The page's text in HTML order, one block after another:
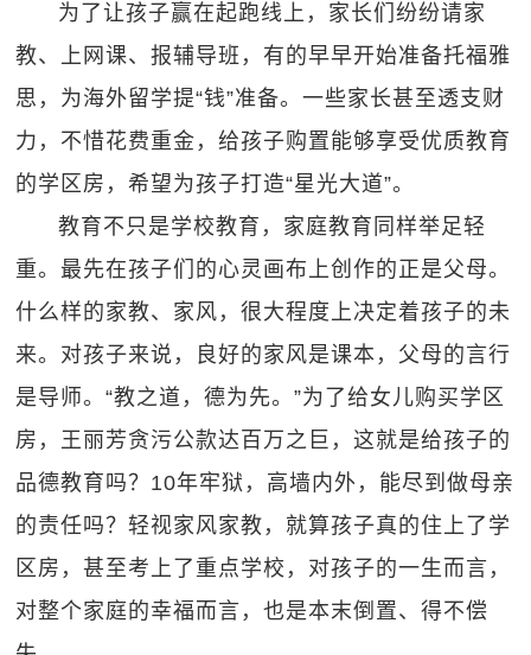
为了让孩子赢在起跑线上，家长们纷纷请家
教、上网课、报辅导班，有的早早开始准备托福雅
思，为海外留学提“钱”准备。一些家长甚至透支财
力，不惜花费重金，给孩子购置能够享受优质教育
的学区房，希望为孩子打造“星光大道”。
教育不只是学校教育，家庭教育同样举足轻
重。最先在孩子们的心灵画布上创作的正是父母。
什么样的家教、家风，很大程度上决定着孩子的未
来。对孩子来说，良好的家风是课本，父母的言行
是导师。“教之道，德为先。”为了给女儿购买学区
房，王丽芳贪污公款达百万之巨，这就是给孩子的
品德教育吗？10年牢狱，高墙内外，能尽到做母亲
的责任吗？轻视家风家教，就算孩子真的住上了学
区房，甚至考上了重点学校，对孩子的一生而言，
对整个家庭的幸福而言，也是本末倒置、得不偿